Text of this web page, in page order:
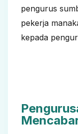
pengurus
pekerja
kepada